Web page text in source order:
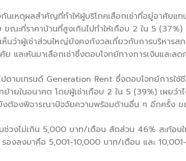
นเหตุผลสำคัญที่ทำให้ผู้บริโภคเลือกเช่าที่อยู่อาศัยแ
ณะที่ราคาบ้านที่สูงเกินไปทำให้เกือบ 2 ใน 5
นว่าผู้เช่าส่วนใหญ่ยังคงกังวลเกี่ยวกับการบริหาร
ละหันมาเลือกเช่าซึ่งตอบโจทย์ทางการเงินและลด
ามเทรนด์ Generation Rent ซึ่งตอบโจทย์การใช้ชี
ยในอนาคต โดยผู้เช่าเกือบ 2 ใน 5 (39%) เผยว่
งต้องพิจารณาปัจจัยความพร้อมด้านอื่น ๆ อีกครั้ง
ช่วงไม่เกิน 5,000 บาท/เดือน สัดส่วน 46% สะท้อน
องลงมาคือ 5,001-10,000 บาท/เดือน และ